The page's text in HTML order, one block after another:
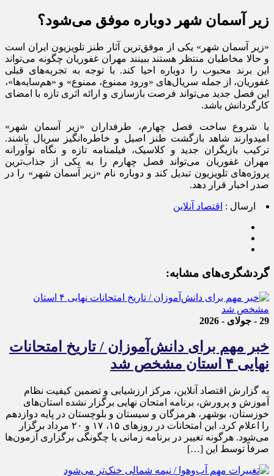
زیر آسمان شهر دوباره موفق می‌شود؟
«زیر آسمان شهر» یکی از موفق‌ترین آثار طنز تلویزیون ایران است
و حالا مخاطبان منتظر هستند ببینند مهران غفوریان چگونه می‌تواند
این برند محبوب را دوباره احیا کند. با توجه به تجربه‌های قبلی
غفوریان، از جمله سریال‌های «ورود ممنوع، ممنوع» و «هم‌سایه‌ها»،
این فصل جدید می‌تواند فرصت بازسازی و ارائه اثری تازه با امضای
کارگردانش باشد.
با شروع ساخت فصل چهارم، طرفداران «زیر آسمان شهر»
امیدوارند شاهد بازگشت طنز اصیل و خاطره‌انگیز سریال باشند.
ترکیب بازیگران جدید و کلاسیک، فیلمنامه تازه و نگاه نوآورانه
مهران غفوریان می‌تواند فصل چهارم را به یکی از جذاب‌ترین
پروژه‌های تلویزیون تبدیل کند و دوباره نام «زیر آسمان شهر» را در
صدر اخبار قرار دهد.
ارسال : اقتصاد آنلاین
گردشگری‌های مشابه:
29 - جولای - 2026
خبر مهم برای دانش‌آموزان / تاریخ امتحانات
نهایی ۴ استان مشخص شد
به گزارش اقتصاد آنلاین، مرکز ارزشیابی و تضمین کیفیت نظام
آموزش و پرورش، برنامه امتحان نهایی برگزار نشده استان‌های
خوزستان، بوشهر، هرمزگان و سیستان و بلوچستان در پایه دوازدهم
را اعلام کرد. این امتحانات در روز‌های ۱۵، ۱۷ و ۲۰ مرداد برگزار
می‌شود. هرگونه تغییر در برنامه زمانی یا چگونگی برگزاری آزمون‌ها
صرفاً توسط این […]